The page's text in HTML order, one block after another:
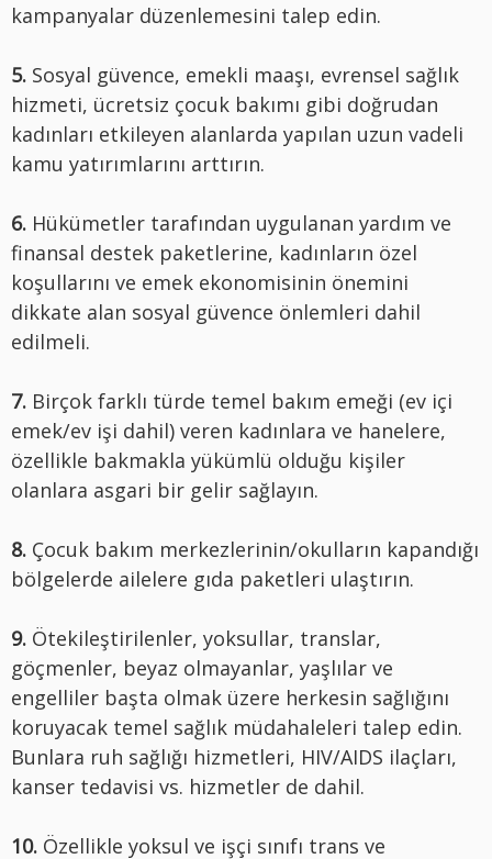
kampanyalar düzenlemesini talep edin.
5. Sosyal güvence, emekli maaşı, evrensel sağlık
hizmeti, ücretsiz çocuk bakımı gibi doğrudan
kadınları etkileyen alanlarda yapılan uzun vadeli
kamu yatırımlarını arttırın.
6. Hükümetler tarafından uygulanan yardım ve
finansal destek paketlerine, kadınların özel
koşullarını ve emek ekonomisinin önemini
dikkate alan sosyal güvence önlemleri dahil
edilmeli.
7. Birçok farklı türde temel bakım emeği (ev içi
emek/ev işi dahil) veren kadınlara ve hanelere,
özellikle bakmakla yükümlü olduğu kişiler
olanlara asgari bir gelir sağlayın.
8. Çocuk bakım merkezlerinin/okulların kapandığı
bölgelerde ailelere gıda paketleri ulaştırın.
9. Ötekileştirilenler, yoksullar, translar,
göçmenler, beyaz olmayanlar, yaşlılar ve
engelliler başta olmak üzere herkesin sağlığını
koruyacak temel sağlık müdahaleleri talep edin.
Bunlara ruh sağlığı hizmetleri, HIV/AIDS ilaçları,
kanser tedavisi vs. hizmetler de dahil.
10. Özellikle yoksul ve işçi sınıfı trans ve